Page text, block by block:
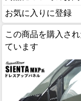
お気に入りに登録
この商品を購入さ
ています